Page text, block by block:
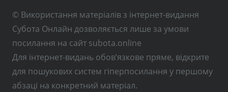
© Використання матеріалів з інтернет-видання
Субота Онлайн дозволяється лише за умови
посилання на сайт subota.online
Для інтернет-видань обов’язкове пряме, відкрите
для пошукових систем гіперпосилання у першому
абзаці на конкретний матеріал.